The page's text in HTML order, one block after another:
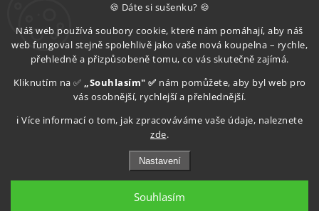
🍪 Dáte si sušenku? 🍪
Náš web používá soubory cookie, které nám pomáhají, aby náš
web fungoval stejně spolehlivě jako vaše nová koupelna – rychle,
přehledně a přizpůsobeně tomu, co vás skutečně zajímá.
Kliknutím na ✅ „Souhlasím" ✅ nám pomůžete, aby byl web pro
vás osobnější, rychlejší a přehlednější.
ℹ️ Více informací o tom, jak zpracováváme vaše údaje, naleznete
zde.
Nastavení
Souhlasím